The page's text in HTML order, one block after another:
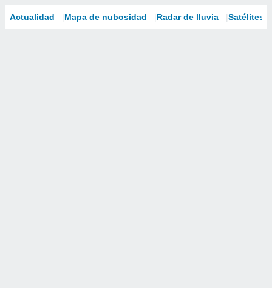
Actualidad Mapa de nubosidad Radar de lluvia Satélites